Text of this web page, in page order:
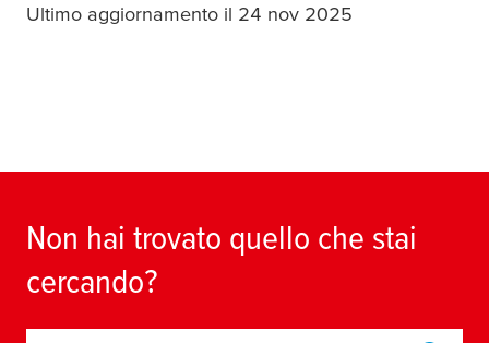
Ultimo aggiornamento il 24 nov 2025
Non hai trovato quello che stai
cercando?